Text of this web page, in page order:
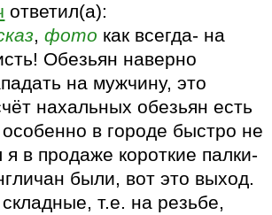
ответил(а):
,фото как всегда- на
Обезьян наверно
на мужчину, это
нахальных обезьян есть
в городе быстро не
я в продаже короткие палки-
были, вот это выход.
т.е. на резьбе,